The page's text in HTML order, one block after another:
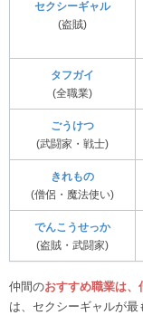
セクシーギャル
(盗賊)
タフガイ
(全職業)
ごうけつ
(武闘家・戦士)
きれもの
(僧侶・魔法使い)
でんこうせっか
(盗賊・武闘家)
仲間のおすすめ職業は
は、セクシーギャルが